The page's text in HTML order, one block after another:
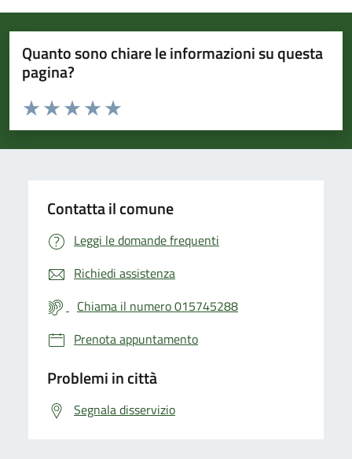
Quanto sono chiare le informazioni su questa
pagina?
Valuta da 1 a 5 stelle la pagina
Valuta 5 stelle su 5
Valuta 4 stelle su 5
Valuta 3 stelle su 5
Valuta 2 stelle su 5
Valuta 1 stelle su 5
Contatta il comune
Leggi le domande frequenti
Richiedi assistenza
Chiama il numero 015745288
Prenota appuntamento
Problemi in città
Segnala disservizio